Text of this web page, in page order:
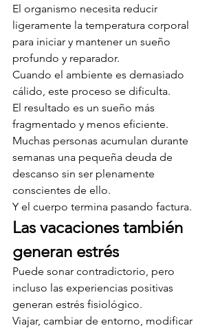
El organismo necesita reducir
ligeramente la temperatura corporal
para iniciar y mantener un sueño
profundo y reparador.
Cuando el ambiente es demasiado
cálido, este proceso se dificulta.
El resultado es un sueño más
fragmentado y menos eficiente.
Muchas personas acumulan durante
semanas una pequeña deuda de
descanso sin ser plenamente
conscientes de ello.
Y el cuerpo termina pasando factura.
Las vacaciones también
generan estrés
Puede sonar contradictorio, pero
incluso las experiencias positivas
generan estrés fisiológico.
Viajar, cambiar de entorno, modificar